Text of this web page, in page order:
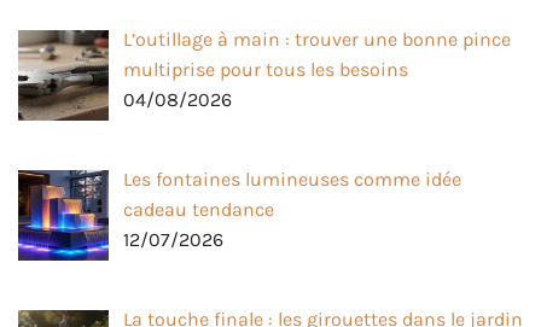
L’outillage à main : trouver une bonne pince
multiprise pour tous les besoins
04/08/2026
Les fontaines lumineuses comme idée
cadeau tendance
12/07/2026
La touche finale : les girouettes dans le jardin